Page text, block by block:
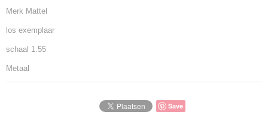
Merk Mattel
los exemplaar
schaal 1:55
Metaal
Save